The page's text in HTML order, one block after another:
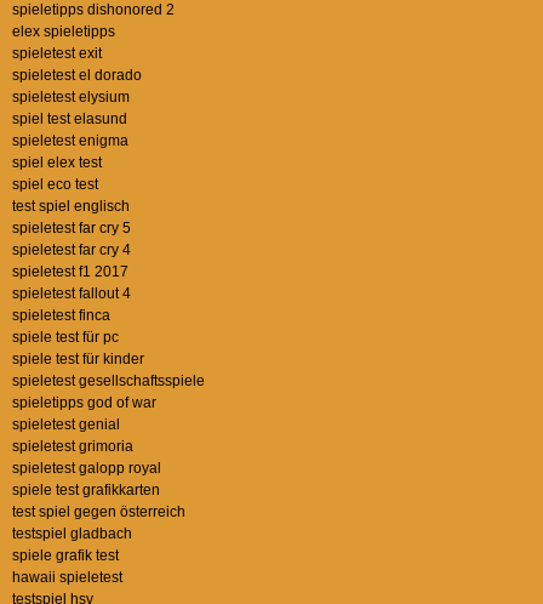
spieletipps dishonored 2
elex spieletipps
spieletest exit
spieletest el dorado
spieletest elysium
spiel test elasund
spieletest enigma
spiel elex test
spiel eco test
test spiel englisch
spieletest far cry 5
spieletest far cry 4
spieletest f1 2017
spieletest fallout 4
spieletest finca
spiele test für pc
spiele test für kinder
spieletest gesellschaftsspiele
spieletipps god of war
spieletest genial
spieletest grimoria
spieletest galopp royal
spiele test grafikkarten
test spiel gegen österreich
testspiel gladbach
spiele grafik test
hawaii spieletest
testspiel hsv